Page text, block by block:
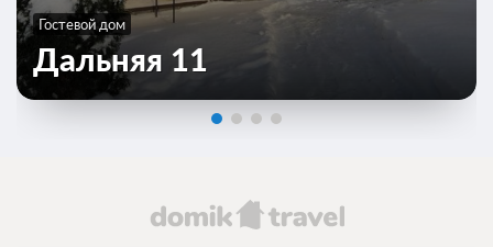
Гостевой дом
Дальняя 11